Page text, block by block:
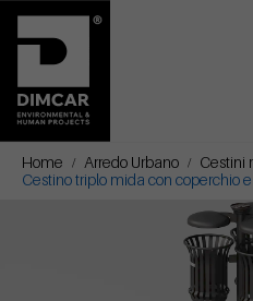
Home Arredo Urbano
Cestini
Cestino triplo mida con coperchio